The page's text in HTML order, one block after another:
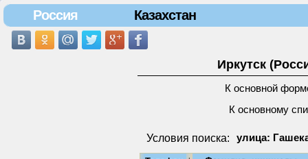
Россия Казахстан
Иркутск
К основной
К основному
Условия поиска: улица: